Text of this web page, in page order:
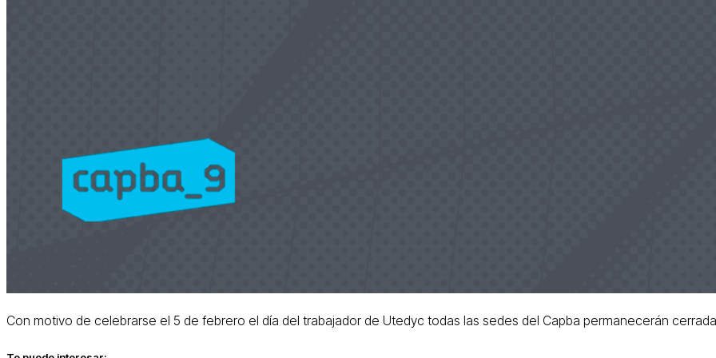
Con motivo de celebrarse el 5 de febrero el día del trabajador de Utedyc todas las sedes del Capba permanecerán